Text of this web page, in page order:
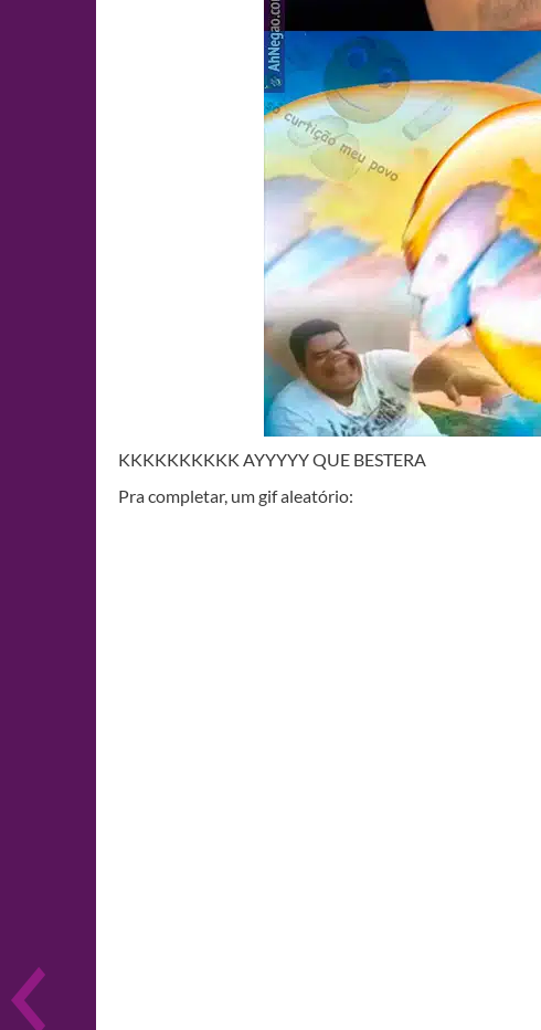
KKKKKKKKKK AYYYYY QUE BESTERA
Pra completar, um gif aleatório: